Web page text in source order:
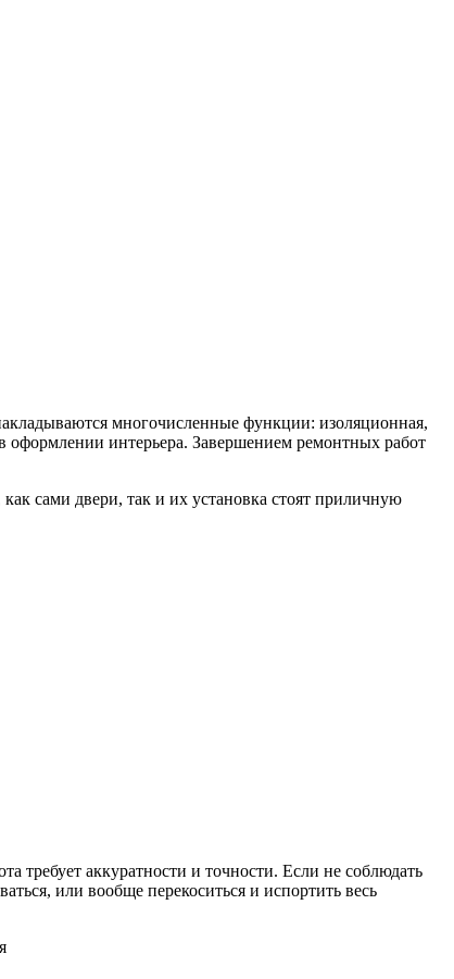
многочисленные функции: изоляционная,
оформлении интерьера. Завершением ремонтных работ
сами двери, так и их установка стоят приличную
требует аккуратности и точности. Если не соблюдать
или вообще перекоситься и испортить весь